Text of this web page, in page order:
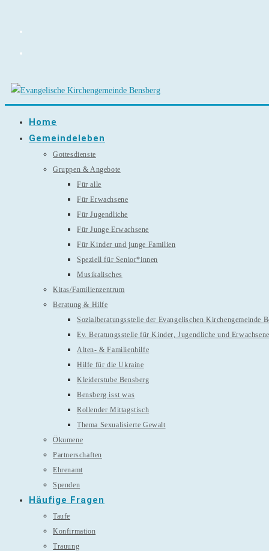
Home
Gemeindeleben
Gottesdienste
Gruppen & Angebote
Für alle
Für Erwachsene
Für Jugendliche
Für Junge Erwachsene
Für Kinder und junge Familien
Speziell für Senior*innen
Musikalisches
Kitas/Familienzentrum
Beratung & Hilfe
Sozialberatungsstelle der Evangelischen Kirchengemeinde
Ev. Beratungsstelle für Kinder, Jugendliche und Erwachsene
Alten- & Familienhilfe
Hilfe für die Ukraine
Kleiderstube Bensberg
Bensberg isst was
Rollender Mittagstisch
Thema Sexualisierte Gewalt
Ökumene
Partnerschaften
Ehrenamt
Spenden
Häufige Fragen
Taufe
Konfirmation
Trauung